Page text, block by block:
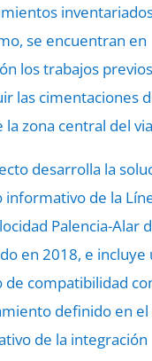
se encuentran en
los trabajos
las cimentaciones
la zona central del
desarrolla la
informativo de la
Palencia-Alar
en 2018, e incluye
de compatibilidad
definido en el
de la integración